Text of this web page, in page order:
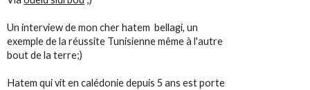
Un interview de mon cher hatem bellagi, un
exemple de la réussite Tunisienne même à l'autre
bout de la terre;)
Hatem qui vit en calédonie depuis 5 ans est porte